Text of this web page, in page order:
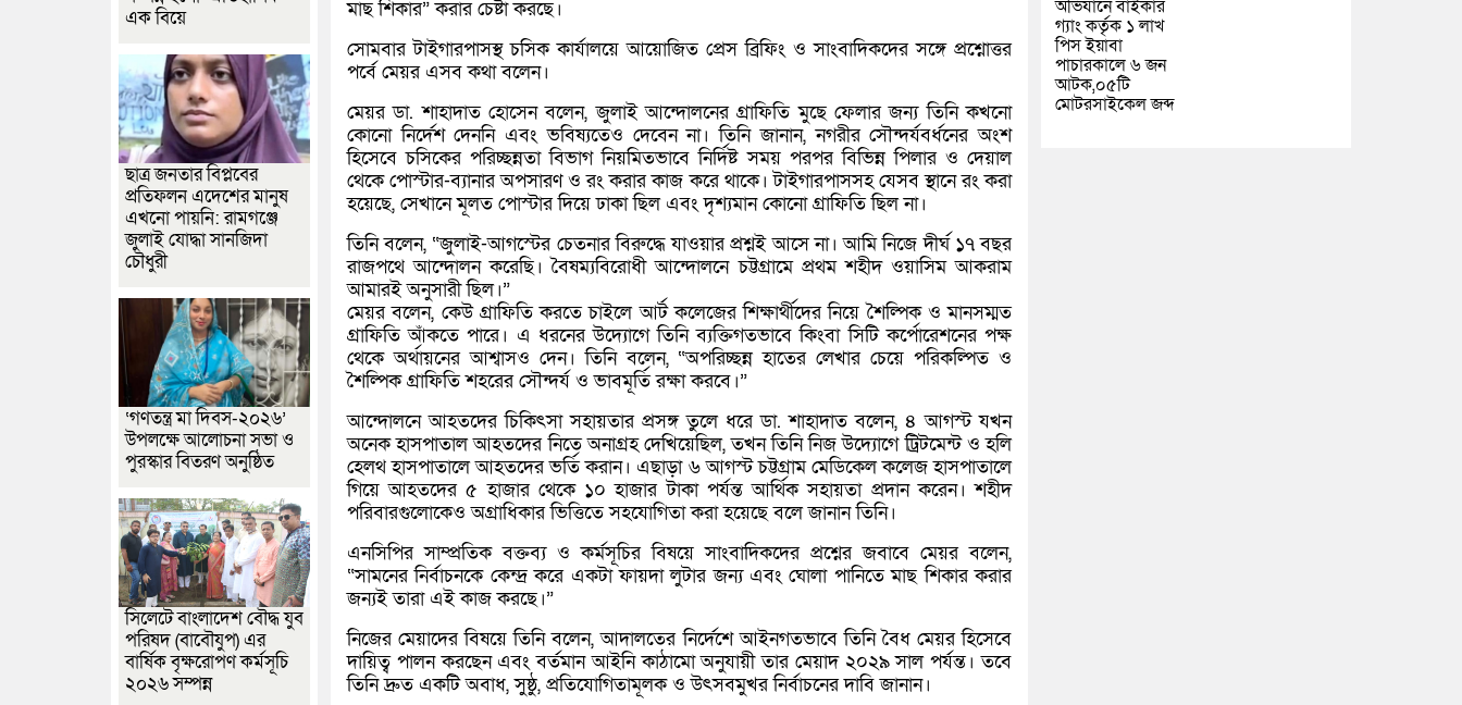
মাছ শিকার” করার চেষ্টা করছে।
সোমবার টাইগারপাসস্থ চসিক কার্যালয়ে আয়োজিত প্রেস ব্রিফিং ও সাংবাদিকদের সঙ্গে প্রশ্নোত্তর
পর্বে মেয়র এসব কথা বলেন।
মেয়র ডা. শাহাদাত হোসেন বলেন, জুলাই আন্দোলনের গ্রাফিতি মুছে ফেলার জন্য তিনি কখনো
কোনো নির্দেশ দেননি এবং ভবিষ্যতেও দেবেন না। তিনি জানান, নগরীর সৌন্দর্যবর্ধনের অংশ
হিসেবে চসিকের পরিচ্ছন্নতা বিভাগ নিয়মিতভাবে নির্দিষ্ট সময় পরপর বিভিন্ন পিলার ও দেয়াল
থেকে পোস্টার-ব্যানার অপসারণ ও রং করার কাজ করে থাকে। টাইগারপাসসহ যেসব স্থানে রং করা
হয়েছে, সেখানে মূলত পোস্টার দিয়ে ঢাকা ছিল এবং দৃশ্যমান কোনো গ্রাফিতি ছিল না।
তিনি বলেন, “জুলাই-আগস্টের চেতনার বিরুদ্ধে যাওয়ার প্রশ্নই আসে না। আমি নিজে দীর্ঘ ১৭ বছর
রাজপথে আন্দোলন করেছি। বৈষম্যবিরোধী আন্দোলনে চট্টগ্রামে প্রথম শহীদ ওয়াসিম আকরাম
আমারই অনুসারী ছিল।”
মেয়র বলেন, কেউ গ্রাফিতি করতে চাইলে আর্ট কলেজের শিক্ষার্থীদের নিয়ে শৈল্পিক ও মানসম্মত
গ্রাফিতি আঁকতে পারে। এ ধরনের উদ্যোগে তিনি ব্যক্তিগতভাবে কিংবা সিটি কর্পোরেশনের পক্ষ
থেকে অর্থায়নের আশ্বাসও দেন। তিনি বলেন, “অপরিচ্ছন্ন হাতের লেখার চেয়ে পরিকল্পিত ও
শৈল্পিক গ্রাফিতি শহরের সৌন্দর্য ও ভাবমূর্তি রক্ষা করবে।”
আন্দোলনে আহতদের চিকিৎসা সহায়তার প্রসঙ্গ তুলে ধরে ডা. শাহাদাত বলেন, ৪ আগস্ট যখন
অনেক হাসপাতাল আহতদের নিতে অনাগ্রহ দেখিয়েছিল, তখন তিনি নিজ উদ্যোগে ট্রিটমেন্ট ও হলি
হেলথ হাসপাতালে আহতদের ভর্তি করান। এছাড়া ৬ আগস্ট চট্টগ্রাম মেডিকেল কলেজ হাসপাতালে
গিয়ে আহতদের ৫ হাজার থেকে ১০ হাজার টাকা পর্যন্ত আর্থিক সহায়তা প্রদান করেন। শহীদ
পরিবারগুলোকেও অগ্রাধিকার ভিত্তিতে সহযোগিতা করা হয়েছে বলে জানান তিনি।
এনসিপির সাম্প্রতিক বক্তব্য ও কর্মসূচির বিষয়ে সাংবাদিকদের প্রশ্নের জবাবে মেয়র বলেন,
“সামনের নির্বাচনকে কেন্দ্র করে একটা ফায়দা লুটার জন্য এবং ঘোলা পানিতে মাছ শিকার করার
জন্যই তারা এই কাজ করছে।”
নিজের মেয়াদের বিষয়ে তিনি বলেন, আদালতের নির্দেশে আইনগতভাবে তিনি বৈধ মেয়র হিসেবে
দায়িত্ব পালন করছেন এবং বর্তমান আইনি কাঠামো অনুযায়ী তার মেয়াদ ২০২৯ সাল পর্যন্ত। তবে
তিনি দ্রুত একটি অবাধ, সুষ্ঠু, প্রতিযোগিতামূলক ও উৎসবমুখর নির্বাচনের দাবি জানান।
এক বিয়ে
ছাত্র জনতার বিপ্লবের
প্রতিফলন এদেশের মানুষ
এখনো পায়নি: রামগঞ্জে
জুলাই যোদ্ধা সানজিদা
চৌধুরী
‘গণতন্ত্র মা দিবস-২০২৬’
উপলক্ষে আলোচনা সভা ও
পুরস্কার বিতরণ অনুষ্ঠিত
সিলেটে বাংলাদেশ বৌদ্ধ যুব
পরিষদ (বাবৌযুপ) এর
বার্ষিক বৃক্ষরোপণ কর্মসূচি
২০২৬ সম্পন্ন
অভিযানে বাইকার
গ্যাং কর্তৃক ১ লাখ
পিস ইয়াবা
পাচারকালে ৬ জন
আটক,০৫টি
মোটরসাইকেল জব্দ